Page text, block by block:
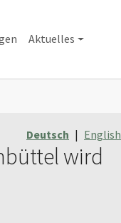
Aktuelles
Deutsch | English
wird